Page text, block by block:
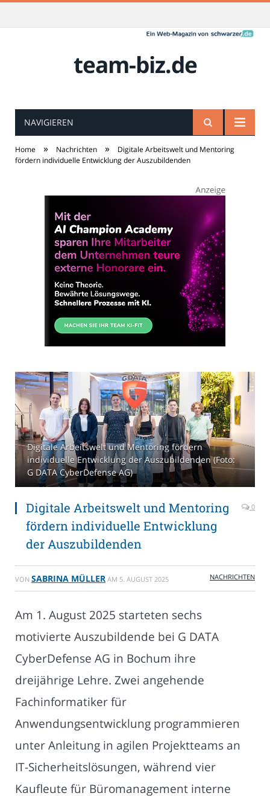
team-biz.de
NAVIGIEREN
Home » Nachrichten »
Digitale Arbeitswelt und Mentoring
fördern individuelle Entwicklung der Auszubildenden
Digitale Arbeitswelt und Mentoring fördern
individuelle Entwicklung der Auszubildenden (Foto:
G DATA CyberDefense AG)
Digitale Arbeitswelt und Mentoring
fördern individuelle Entwicklung
der Auszubildenden
0
VON SABRINA MÜLLER AM 5. AUGUST 2025 NACHRICHTEN
Am 1. August 2025 starteten sechs
motivierte Auszubildende bei G DATA
CyberDefense AG in Bochum ihre
dreijährige Lehre. Zwei angehende
Fachinformatiker für
Anwendungsentwicklung programmieren
unter Anleitung in agilen Projektteams an
IT-Sicherheitslösungen, während vier
Kaufleute für Büromanagement interne